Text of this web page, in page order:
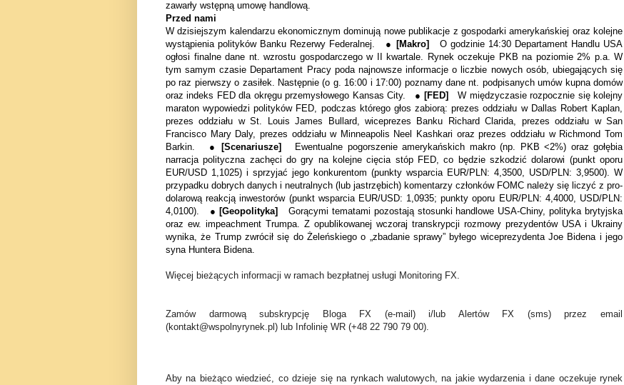
zawarły wstępną umowę handlową.
Przed nami
W dzisiejszym kalendarzu ekonomicznym dominują nowe publikacje z gospodarki amerykańskiej oraz kolejne
wystąpienia polityków Banku Rezerwy Federalnej. ●
[Makro]
O godzinie 14:30 Departament Handlu USA
ogłosi finalne dane nt. wzrostu gospodarczego w II kwartale. Rynek oczekuje PKB na poziomie 2% p.a. W
tym samym czasie Departament Pracy poda najnowsze informacje o liczbie nowych osób, ubiegających się
po raz pierwszy o zasiłek. Następnie (o g. 16:00 i 17:00) poznamy dane nt. podpisanych umów kupna domów
oraz indeks FED dla okręgu przemysłowego Kansas City. ● [FED]W międzyczasie rozpocznie się kolejny
maraton wypowiedzi polityków FED, podczas którego głos zabiorą: prezes oddziału w Dallas Robert Kaplan,
prezes oddziału w St. Louis James Bullard, wiceprezes Banku Richard Clarida, prezes oddziału w San
Francisco Mary Daly, prezes oddziału w Minneapolis Neel Kashkari oraz prezes oddziału w Richmond Tom
Barkin. ●
[Scenariusze]
Ewentualne pogorszenie amerykańskich makro (np. PKB <2%) oraz gołębia
narracja polityczna zachęci do gry na kolejne cięcia stóp FED, co będzie szkodzić dolarowi (punkt oporu
EUR/USD 1,1025) i sprzyjać jego konkurentom (punkty wsparcia EUR/PLN: 4,3500, USD/PLN: 3,9500). W
przypadku dobrych danych i neutralnych (lub jastrzębich) komentarzy członków FOMC należy się liczyć z pro-
dolarową reakcją inwestorów (punkt wsparcia EUR/USD: 1,0935; punkty oporu EUR/PLN: 4,4000, USD/PLN:
4,0100). ● [Geopolityka]
Gorącymi tematami pozostają stosunki handlowe USA-Chiny, polityka brytyjska
oraz ew. impeachment Trumpa. Z opublikowanej wczoraj transkrypcji rozmowy prezydentów USA i Ukrainy
wynika, że Trump zwrócił się do Żeleńskiego o „zbadanie sprawy” byłego wiceprezydenta Joe Bidena i jego
syna Huntera Bidena.
Więcej bieżących informacji w ramach bezpłatnej usługi Monitoring FX.
Zamów darmową subskrypcję Bloga FX (e-mail) i/lub Alertów FX (sms) przez email
(kontakt@wspolnyrynek.pl) lub Infolinię WR (+48 22 790 79 00).
Aby na bieżąco wiedzieć, co dzieje się na rynkach walutowych, na jakie wydarzenia i dane oczekuje rynek